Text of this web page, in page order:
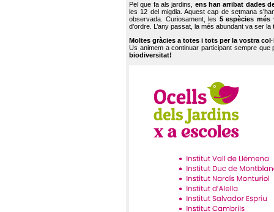
Pel que fa als jardins, ens han arribat dades
les 12 del migdia. Aquest cap de setmana
observada. Curiosament, les 5 espècies més
d’ordre. L’any passat, la més abundant va ser la
Moltes gràcies a totes i tots per la vostra
Us animem a continuar participant sempre que
biodiversitat!